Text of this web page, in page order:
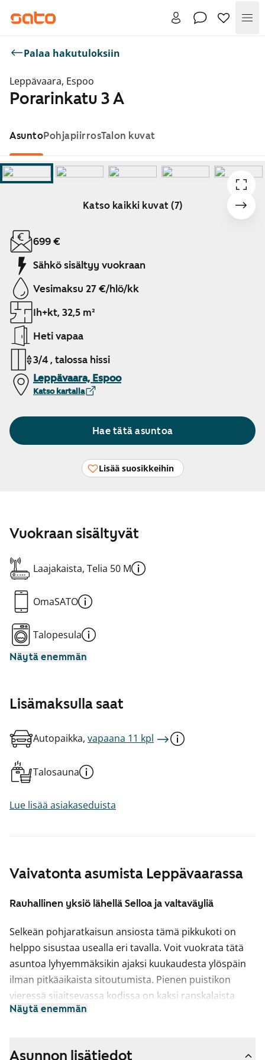
Palaa hakutuloksiin
Leppävaara, Espoo
Porarinkatu 3 A
AsuntoPohjapiirrosTalon kuvat
Katso kaikki kuvat (7)
Näytetään dia 1 / 7
699 €
Sähkö sisältyy vuokraan
Vesimaksu 27 €/hlö/kk
1h+kt, 32,5 m²
Heti vapaa
3/4 , talossa hissi
Leppävaara, Espoo
Katso kartalla
Hae tätä asuntoa
Lisää suosikkeihin
Vaivatonta asumista Leppävaarassa
Rauhallinen yksiö lähellä Selloa ja valtaväyliä
Selkeän pohjaratkaisun ansiosta tämä pikkukoti on
helppo sisustaa usealla eri tavalla. Voit vuokrata tätä
asuntoa lyhyemmäksikin ajaksi kuukaudesta ylöspäin
ilman pitkäaikaista sitoutumista. Pienen puistikon
vieressä sijaitsevassa kodissa on kaksi ranskalaista
parveketta. Asunnossa on laminaattilattia. Säilytystilaa
Näytä enemmän
Vuokraan sisältyvät
Laajakaista, Telia 50 M
OmaSATO
Talopesula
Näytä enemmän
Lisämaksulla saat
Autopaikka, vapaana 11 kpl
Talosauna
Lue lisää asiakaseduista
Asunnon lisätiedot